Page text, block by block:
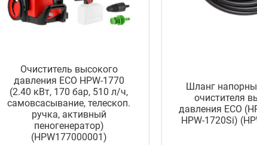
Очиститель высокого
давления ECO HPW-1770
(2.40 кВт, 170 бар, 510 л/ч,
самовсасывание, телескоп.
ручка, активный
пеногенератор)
(HPW177000001)
Шланг
очистителя
давления ECO
HPW-1720Si)